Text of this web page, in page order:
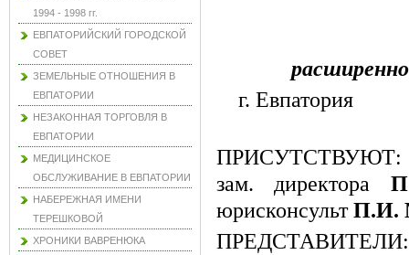
1994 - 1998 гг.
ЕВПАТОРИЙСКИЙ ГОРОДСКОЙ
СОВЕТ
ЗЕМЕЛЬНЫЕ ОТНОШЕНИЯ В
ЕВПАТОРИИ
НЕЗАКОННАЯ ТОРГОВЛЯ В
ЕВПАТОРИИ
МЕДИЦИНСКОЕ
ОБСЛУЖИВАНИЕ В ЕВПАТОРИИ
НАБЕРЕЖНАЯ ИМЕНИ
ТЕРЕШКОВОЙ
ХРОНИКИ ВАВРЕНЮКА
г.
ПРИСУТСТВУЮТ:
зам. директора
юрисконсультП.И.
ПРЕДСТАВИТЕЛИ: